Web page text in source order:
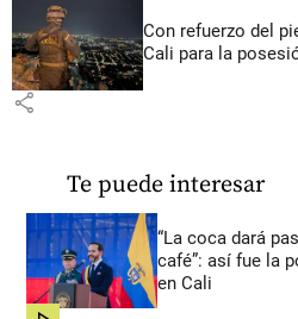
Con refuerzo del
Cali para la
share
Te puede interesar
“La coca dará
café”: así fue la
en Cali